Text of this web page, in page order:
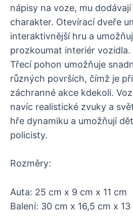
nápisy na voze, mu
charakter. Otevírací dveře
interaktivnější hru a
prozkoumat interiér vozidla.
Třecí pohon umožňuje
různých površích, čímž je
záchranné akce kdekoli.
navíc realistické zvuky a
hře dynamiku a umožňují
policisty.
Rozměry:
Auta: 25 cm x 9 cm x 11 cm
Balení: 30 cm x 16,5 cm x 13